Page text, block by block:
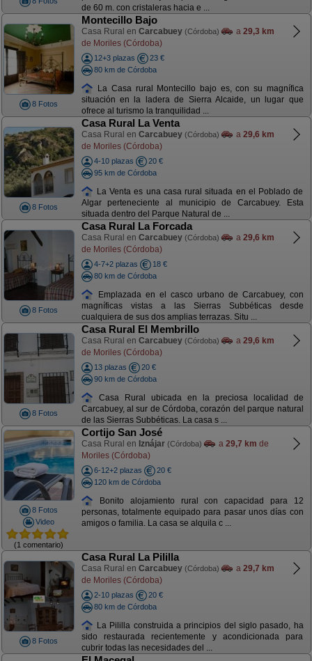
de 60 m. con cristaleras hacia e ...
8 Fotos
Montecillo Bajo
Casa Rural en Carcabuey (Córdoba) a 29,3 km
de Moriles (Córdoba)
12+3 plazas
23 €
80 km de Córdoba
La Casa rural Montecillo bajo es, con su magnífica
situación en la ladera de Sierra Alcaide, un lugar que
ofrece al turismo la tranquilidad ...
8 Fotos
Casa Rural La Venta
Casa Rural en Carcabuey (Córdoba) a 29,6 km
de Moriles (Córdoba)
4-10 plazas
20 €
95 km de Córdoba
La Venta es una casa rural situada en el Poblado de
Algar perteneciente al municipio de Carcabuey. Esta
situada dentro del Parque Natural de ...
8 Fotos
Casa Rural La Forcada
Casa Rural en Carcabuey (Córdoba) a 29,6 km
de Moriles (Córdoba)
4-7+2 plazas
18 €
80 km de Córdoba
Emplazada en el casco urbano de Carcabuey, con
magníficas vistas a las Sierras Subbéticas desde
cualquiera de sus dos amplias terrazas. Situ ...
8 Fotos
Casa Rural El Membrillo
Casa Rural en Carcabuey (Córdoba) a 29,6 km
de Moriles (Córdoba)
13 plazas
20 €
90 km de Córdoba
Casa Rural ubicada en la preciosa localidad de
Carcabuey, al sur de Córdoba, corazón del parque natural
de las Sierras Subbéticas. La casa s ...
8 Fotos
Video
(1 comentario)
Cortijo San José
Casa Rural en Iznájar (Córdoba) a 29,7 km de
Moriles (Córdoba)
6-12+2 plazas
20 €
120 km de Córdoba
Bonito alojamiento rural con capacidad para 12
personas, totalmente equipado para pasar unos días con
amigos o familia. La casa se alquila c ...
8 Fotos
Casa Rural La Pililla
Casa Rural en Carcabuey (Córdoba) a 29,7 km
de Moriles (Córdoba)
2-10 plazas
20 €
80 km de Córdoba
La Pililla construida a principios del siglo pasado, ha
sido restaurada recientemente y acondicionada para
cubrir todas las necesidades del ...